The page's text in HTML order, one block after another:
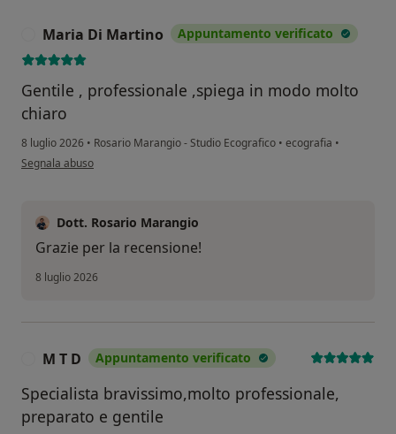
Maria Di Martino Appuntamento verificato
Gentile , professionale ,spiega in modo molto
chiaro
8 luglio 2026 • Rosario Marangio - Studio Ecografico • ecografia •
secondo l'opinione dell'utente Maria Di Martino
Segnala abuso
Dott. Rosario Marangio
Grazie per la recensione!
8 luglio 2026
M T D Appuntamento verificato
Specialista bravissimo,molto professionale,
preparato e gentile